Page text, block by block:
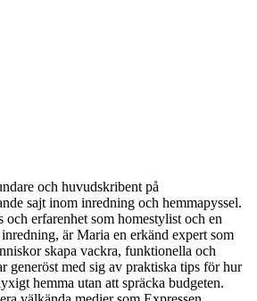
och huvudskribent på
sajt inom inredning och hemmapyssel.
och erfarenhet som homestylist och en
är Maria en erkänd expert som
skapa vackra, funktionella och
generöst med sig av praktiska tips för hur
hemma utan att spräcka budgeten.